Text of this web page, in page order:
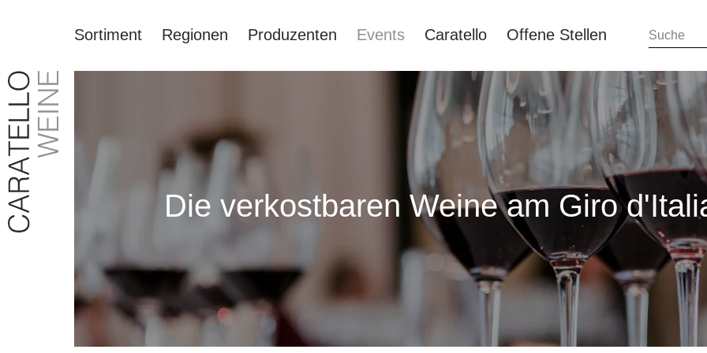
Sortiment Regionen Produzenten Events Caratello Offene Stellen
Die verkostbaren Weine am Giro